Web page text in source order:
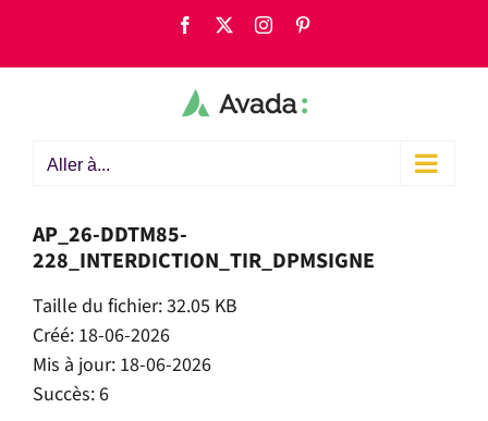
contenu
Facebook Instagram
Aller à...
AP_26-DDTM85-
228_INTERDICTION_TIR_DPMSIGNE
Taille du fichier: 32.05 KB
Créé: 18-06-2026
Mis à jour: 18-06-2026
Succès: 6